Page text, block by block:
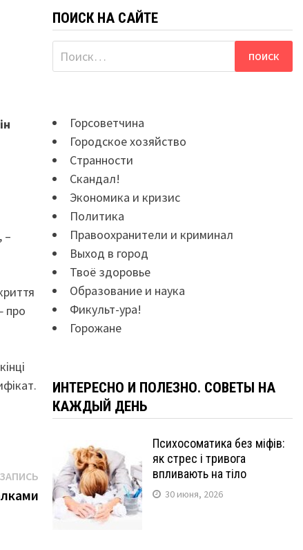
–
про
Следующая
запись:
ПОИСК НА САЙТЕ
Найти:
Горсоветчина
Городское хозяйство
Странности
Скандал!
Экономика и кризис
Политика
Правоохранители и криминал
Выход в город
Твоё здоровье
Образование и наука
Фикульт-ура!
Горожане
ИНТЕРЕСНО И ПОЛЕЗНО. СОВЕТЫ НА
КАЖДЫЙ ДЕНЬ
Психосоматика без міфів:
як стрес і тривога
впливають на тіло
30 июня, 2026